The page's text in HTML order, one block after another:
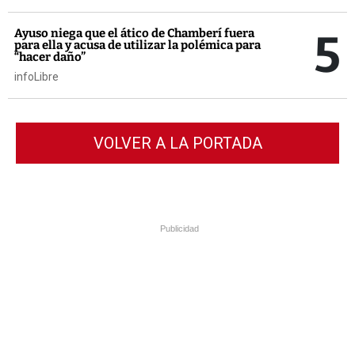
Ayuso niega que el ático de Chamberí fuera
para ella y acusa de utilizar la polémica para
“hacer daño”
infoLibre 5
VOLVER A LA PORTADA
Publicidad